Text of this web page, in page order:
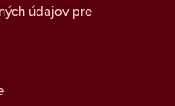
údajov pre